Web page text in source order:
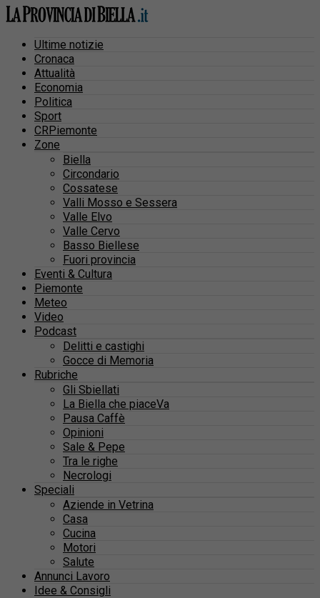
Ultime notizie
Cronaca
Attualità
Economia
Politica
Sport
CRPiemonte
Zone
Biella
Circondario
Cossatese
Valli Mosso e Sessera
Valle Elvo
Valle Cervo
Basso Biellese
Fuori provincia
Eventi & Cultura
Piemonte
Meteo
Video
Podcast
Delitti e castighi
Gocce di Memoria
Rubriche
Gli Sbiellati
La Biella che piaceVa
Pausa Caffè
Opinioni
Sale & Pepe
Tra le righe
Necrologi
Speciali
Aziende in Vetrina
Casa
Cucina
Motori
Salute
Annunci Lavoro
Idee & Consigli